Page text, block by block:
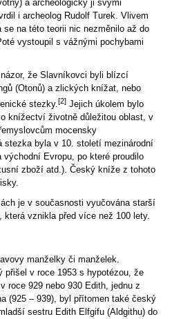
a archeologicky ji svými
i archeolog Rudolf Turek. Vlivem
na této teorii nic nezměnilo až do
vystoupil s vážnými pochybami
že Slavníkovci byli blízcí
(Otonů) a zlických knížat, nebo
stezky. [2] Jejich úkolem bylo
knížectví životně důležitou oblast, v
mocensky
stezka byla v 10. století mezinárodní
Evropu, po které proudilo
zboží atd.). Český kníže z tohoto
je v současnosti vyučována starší
vznikla před více než 100 lety.
manželky či manželek.
přišel v roce 1953 s hypotézou, že
roce 929 nebo 930 Edith, jednu z
(925 – 939), byl přítomen také český
sestru Edith Elfgifu (Aldgithu) do